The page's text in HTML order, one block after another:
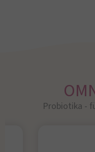
Probiotika -